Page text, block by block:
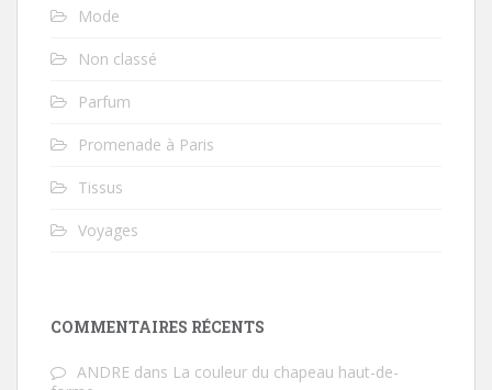
Mode
Non classé
Parfum
Promenade à Paris
Tissus
Voyages
COMMENTAIRES RÉCENTS
ANDRE dans La couleur du chapeau haut-de-